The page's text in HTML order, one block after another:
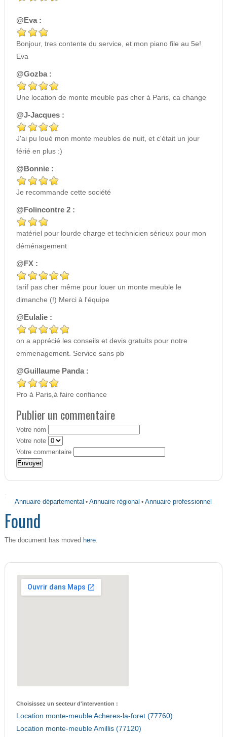
@Eva :
Bonjour, tres contente du service, et mon piano file au 5e!
Eva
@Gozba :
Une location de monte meuble pas cher à Paris, ca change
@J-Jacques :
J'ai pu loué mon monte meubles de nuit, et c'était un jour
férié en plus :)
@Bonnie :
Je recommande cette société
@Folincontre 2 :
matériel pour lourde charge et technicien sérieux pour mon
déménagement
@FX :
tarif pas cher même pour louer un monte meuble le
dimanche (!) Merci à l'équipe
@Eulalie :
on a apprécié les conseils et devis gratuits pour notre
emmenagement. Service sans pb
@Guillaume Panda :
Pro à Paris,à faire confiance
Publier un commentaire
Votre nom
Votre note
Votre commentaire
-
Annuaire départemental •Annuaire régional •Annuaire professionnel
Found
The document has moved here.
Choisissez un secteur d'intervention :
Location monte-meuble Acheres-la-foret (77760)
Location monte-meuble Amillis (77120)